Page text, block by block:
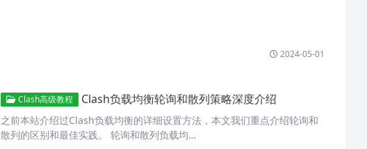
2024-05-01
Clash高级教程 Clash负载均衡轮询和散列策略深度介绍
之前本站介绍过Clash负载均衡的详细设置方法，本文我们重点介绍轮询和
散列的区别和最佳实践。 轮询和散列负载均…